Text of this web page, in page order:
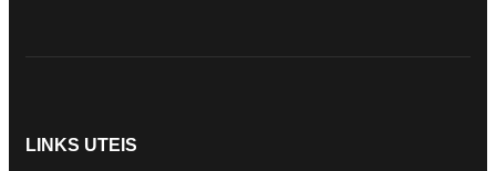
LINKS UTEIS